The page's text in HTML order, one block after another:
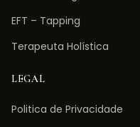
EFT – Tapping
Terapeuta Holística
LEGAL
Politica de Privacidade